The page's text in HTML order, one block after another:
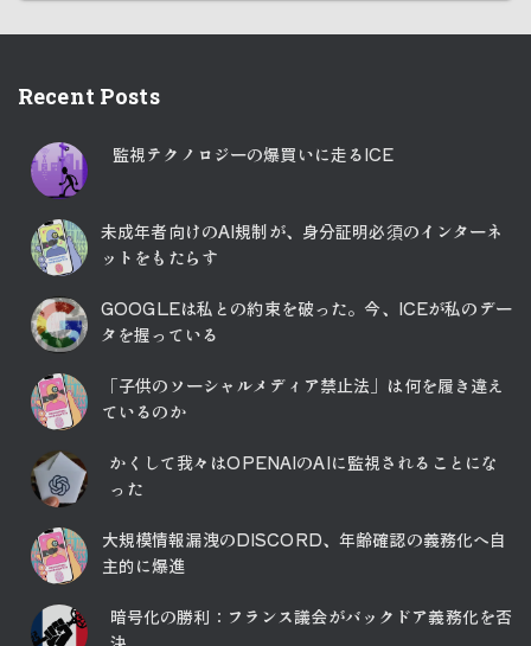
Recent Posts
監視テクノロジーの爆買いに走るICE
未成年者向けのAI規制が、身分証明必須のインターネ
ットをもたらす
GOOGLEは私との約束を破った。今、ICEが私のデー
タを握っている
「子供のソーシャルメディア禁止法」は何を履き違え
ているのか
かくして我々はOPENAIのAIに監視されることにな
った
大規模情報漏洩のDISCORD、年齢確認の義務化へ自
主的に爆進
暗号化の勝利：フランス議会がバックドア義務化を否